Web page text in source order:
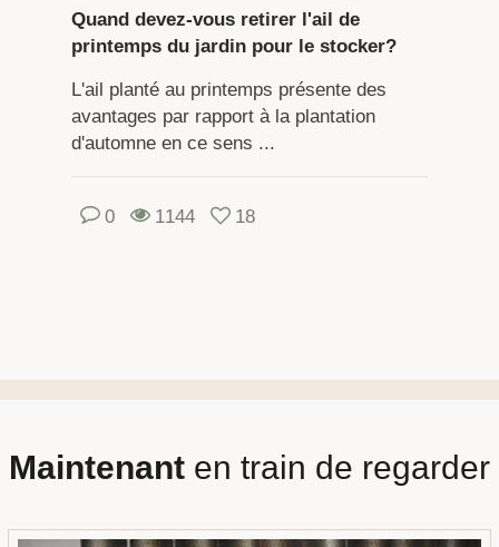
Quand devez-vous retirer l'ail de
printemps du jardin pour le stocker?
L'ail planté au printemps présente des
avantages par rapport à la plantation
d'automne en ce sens ...
0 1144 18
Maintenanten train de regarder